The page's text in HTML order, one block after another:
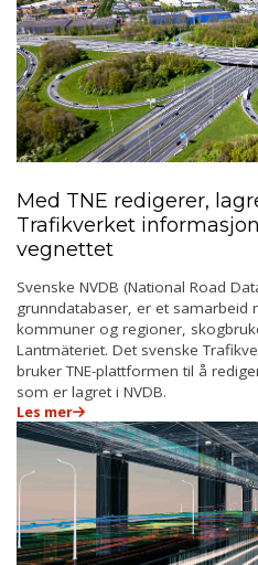
Med TNE redigerer,
Trafikverket
vegnettet
Svenske NVDB (National Road
grunndatabaser, er et samarbeid
kommuner og regioner,
Lantmäteriet. Det svenske
bruker TNE-plattformen til å
som er lagret i NVDB.
Les mer